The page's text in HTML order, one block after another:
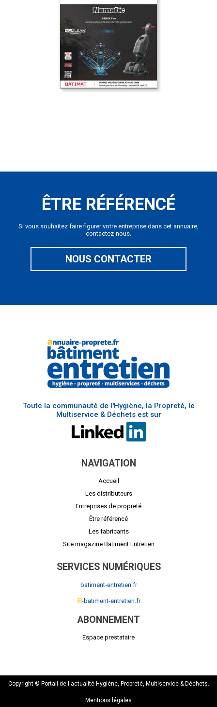
ÊTRE RÉFÉRENCÉ
Si vous souhaitez faire figurer votre entreprise dans cet annuaire,
contactez-nous.
NOUS CONTACTER
Toute la communauté de l'Hygiène, la Propreté, le
Multiservice & Déchets est sur
NAVIGATION
Accueil
Les distributeurs
Entreprises de propreté
Être référencé
Les fabricants
Site magazine Batiment Entretien
SERVICES NUMÉRIQUES
batiment-entretien.fr
e-batiment-entretien.fr
ABONNEMENT
Espace prestataire
Copyright © Portail de l'actualité Hygiène, Propreté, Multiservice & Déchets.
Mentions légales